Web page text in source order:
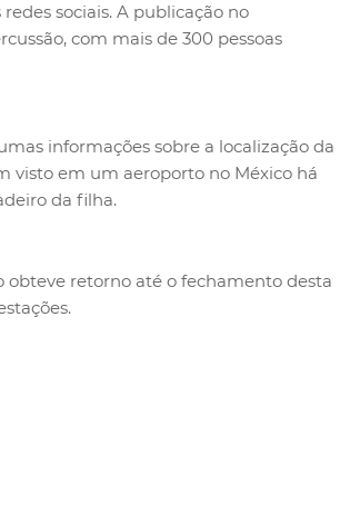
sociais. A publicação no
com mais de 300 pessoas
informações sobre a localização da
visto em um aeroporto no México há
da filha.
retorno até o fechamento desta